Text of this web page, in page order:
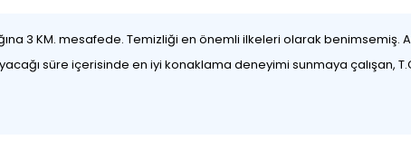
3 KM. mesafede. Temizliği en önemli ilkeleri olarak benimsemiş.
süre içerisinde en iyi konaklama deneyimi sunmaya çalışan, T.C.